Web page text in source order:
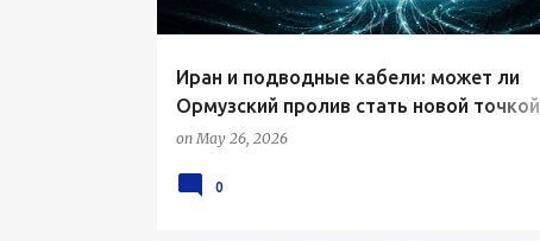
Иран и подводные кабели: может ли
Ормузский пролив стать новой точкой
цифрового шантажа
onMay 26, 2026
0